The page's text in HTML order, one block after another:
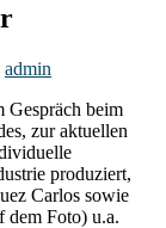
admin
Gespräch beim
zur aktuellen
produziert,
Carlos sowie
dem Foto) u.a.